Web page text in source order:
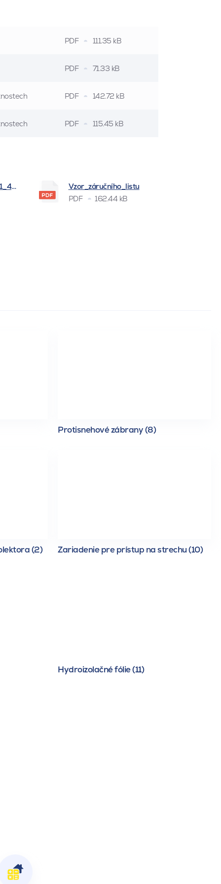
PDF 111.35 kB
PDF 71.33 kB
PDF 142.72 kB
PDF 115.45 kB
Vzor_záručního_listu
PDF
162.44 kB
Protisnehové zábrany (8)
(2) Zariadenie pre prístup na strechu (10)
Hydroizolačné fólie (11)